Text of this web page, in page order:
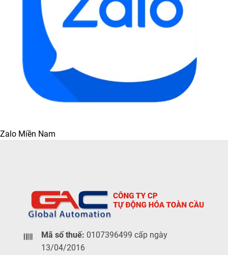
Zalo Miền Nam
Mã số thuế: 0107396499 cấp ngày
13/04/2016